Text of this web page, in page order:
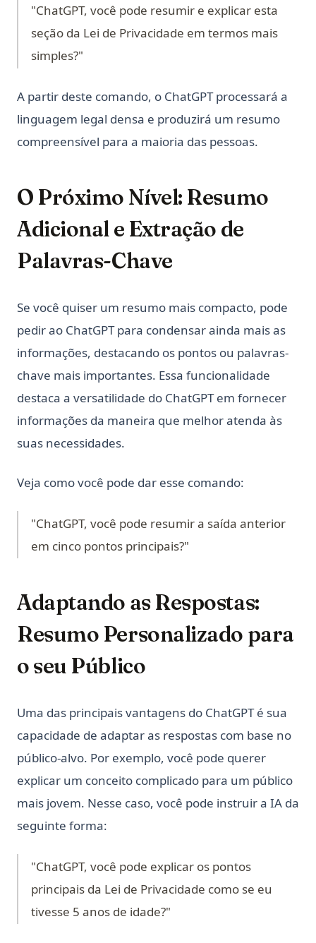
"ChatGPT, você pode resumir e explicar esta
seção da Lei de Privacidade em termos mais
simples?"
A partir deste comando, o ChatGPT processará a
linguagem legal densa e produzirá um resumo
compreensível para a maioria das pessoas.
O Próximo Nível: Resumo
Adicional e Extração de
Palavras-Chave
Se você quiser um resumo mais compacto, pode
pedir ao ChatGPT para condensar ainda mais as
informações, destacando os pontos ou palavras-
chave mais importantes. Essa funcionalidade
destaca a versatilidade do ChatGPT em fornecer
informações da maneira que melhor atenda às
suas necessidades.
Veja como você pode dar esse comando:
"ChatGPT, você pode resumir a saída anterior
em cinco pontos principais?"
Adaptando as Respostas:
Resumo Personalizado para
o seu Público
Uma das principais vantagens do ChatGPT é sua
capacidade de adaptar as respostas com base no
público-alvo. Por exemplo, você pode querer
explicar um conceito complicado para um público
mais jovem. Nesse caso, você pode instruir a IA da
seguinte forma:
"ChatGPT, você pode explicar os pontos
principais da Lei de Privacidade como se eu
tivesse 5 anos de idade?"